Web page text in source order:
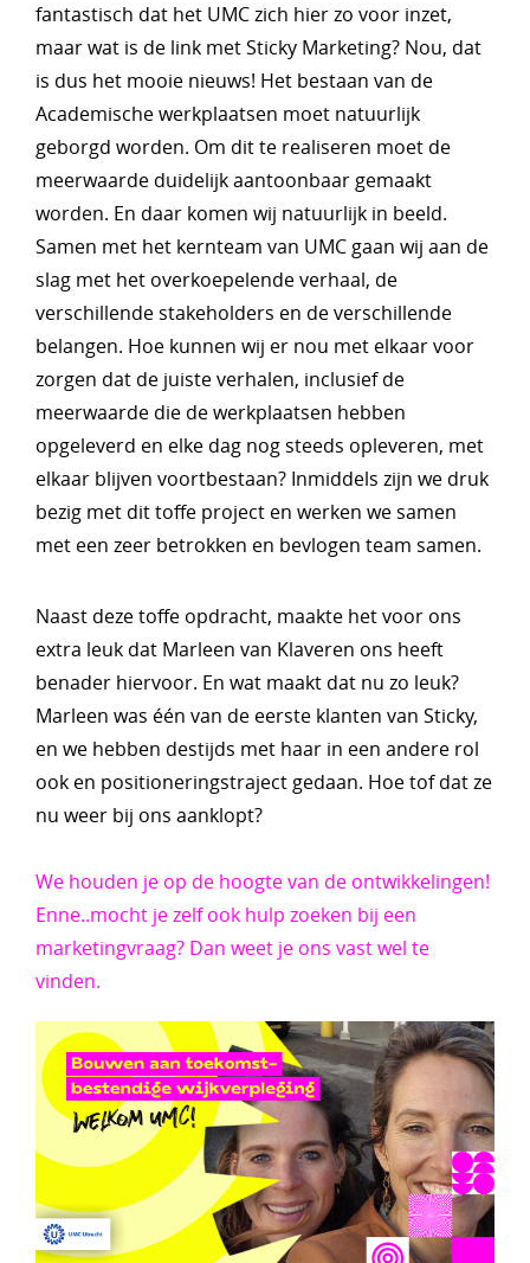
fantastisch dat het UMC zich hier zo voor inzet,
maar wat is de link met Sticky Marketing? Nou, dat
is dus het mooie nieuws! Het bestaan van de
Academische werkplaatsen moet natuurlijk
geborgd worden. Om dit te realiseren moet de
meerwaarde duidelijk aantoonbaar gemaakt
worden. En daar komen wij natuurlijk in beeld.
Samen met het kernteam van UMC gaan wij aan de
slag met het overkoepelende verhaal, de
verschillende stakeholders en de verschillende
belangen. Hoe kunnen wij er nou met elkaar voor
zorgen dat de juiste verhalen, inclusief de
meerwaarde die de werkplaatsen hebben
opgeleverd en elke dag nog steeds opleveren, met
elkaar blijven voortbestaan? Inmiddels zijn we druk
bezig met dit toffe project en werken we samen
met een zeer betrokken en bevlogen team samen.
Naast deze toffe opdracht, maakte het voor ons
extra leuk dat Marleen van Klaveren ons heeft
benader hiervoor. En wat maakt dat nu zo leuk?
Marleen was één van de eerste klanten van Sticky,
en we hebben destijds met haar in een andere rol
ook en positioneringstraject gedaan. Hoe tof dat ze
nu weer bij ons aanklopt?
We houden je op de hoogte van de ontwikkelingen!
Enne..mocht je zelf ook hulp zoeken bij een
marketingvraag? Dan weet je ons vast wel te
vinden.